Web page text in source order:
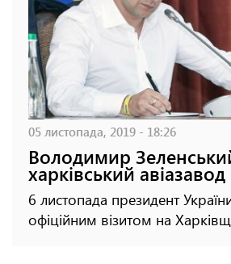
05 листопада, 2019 - 18:26
Володимир
харківський авіазавод
6 листопада президент
офіційним візитом на